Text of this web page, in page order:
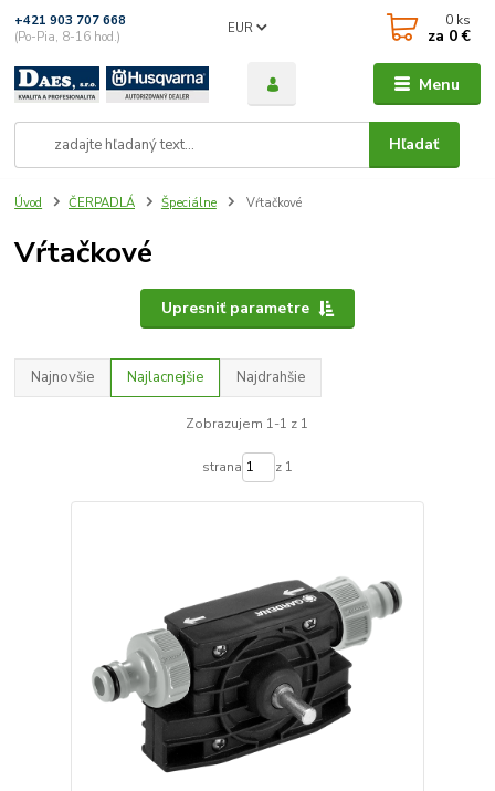
Menu
EUR
Hľadať
+421 903 707 668
(Po-Pia, 8-16 hod.)
0 ks
za 0 €
Úvod ČERPADLÁ Špeciálne Vŕtačkové
Vŕtačkové
Upresniť parametre
Najnovšie Najlacnejšie Najdrahšie
Zobrazujem 1-1 z 1
strana z 1